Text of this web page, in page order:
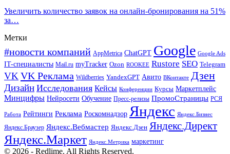
Увеличить количество заявок на онлайн-бронирования на 51%
за…
Метки
#новости компаний AppMetrica ChatGPT Google Google Ads
IT-специалисты Mail.ru myTracker Ozon ROOKEE Rustore SEO Telegram
VK VK Реклама Wildberries YandexGPT Авито ВКонтакте Дзен
Дизайн Исследования Кейсы Конференции Курсы Маркетплейс
Минцифры Нейросети Обучение Пресс-релизы ПромоСтраницы РСЯ
Работа Рейтинги Реклама Роскомнадзор Яндекс Яндекс.Бизнес
Яндекс.Браузер Яндекс.Вебмастер Яндекс.Дзен Яндекс.Директ
Яндекс.Маркет Яндекс.Метрика маркетинг
© 2026 - Redlime. All Rights Reserved.